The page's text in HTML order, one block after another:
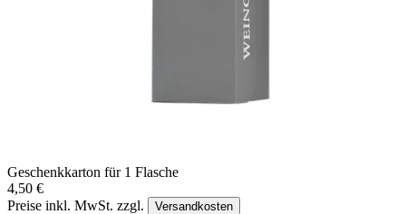
Geschenkkarton für 1 Flasche
4,50 €
Preise inkl. MwSt. zzgl.
Versandkosten